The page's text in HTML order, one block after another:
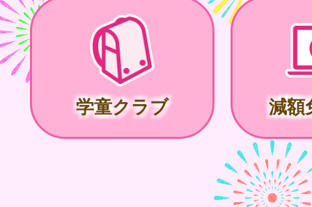
学童クラブ 減額